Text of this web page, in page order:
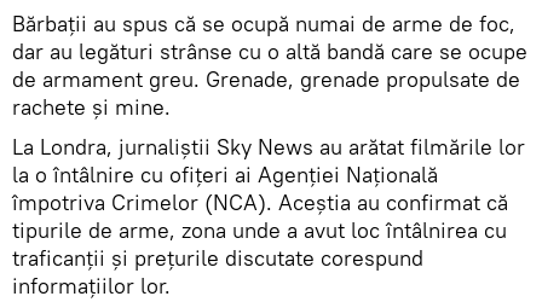
Bărbaţii au spus că se ocupă numai de arme de foc,
dar au legături strânse cu o altă bandă care se ocupe
de armament greu. Grenade, grenade propulsate de
rachete şi mine.
La Londra, jurnaliştii Sky News au arătat filmările lor
la o întâlnire cu ofiţeri ai Agenţiei Naţională
împotriva Crimelor (NCA). Aceştia au confirmat că
tipurile de arme, zona unde a avut loc întâlnirea cu
traficanţii şi preţurile discutate corespund
informaţiilor lor.